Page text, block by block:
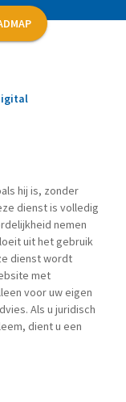
hij is, zonder
dienst is volledig
nemen
uit het gebruik
dienst wordt
met
voor uw eigen
Als u juridisch
dient u een